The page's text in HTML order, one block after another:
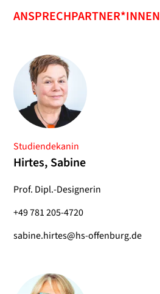
ANSPRECHPARTNER*INNEN
Studiendekanin
Hirtes, Sabine
Prof. Dipl.-Designerin
+49 781 205-4720
sabine.hirtes@hs-offenburg.de